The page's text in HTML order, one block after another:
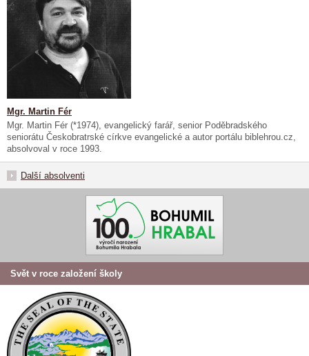
Mgr. Martin Fér
Mgr. Martin Fér (*1974), evangelický farář, senior Poděbradského
seniorátu Českobratrské církve evangelické a autor portálu biblehrou.cz,
absolvoval v roce 1993.
Další absolventi
Svět v roce založení školy